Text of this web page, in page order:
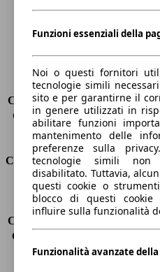
Passo
Carico massimo
-
Porte
Sedili
Carico sul tetto
-
Capacità di traino (senza freni) -
Capacità di traino (con freni)
Volume del bagagliaio
Consumi
Emissioni di CO2*
105 g/
Consumo (urbano)
4.7 l/
Consumo (extra-urbano)
Consumo (combinato)*
Classe di emissione
Euro 6
Funzioni essenziali della
Noi o questi fornitori
tecnologie simili
sito e per garantirne il
in genere utilizzati in
abilitare funzioni
mantenimento delle
preferenze sulla
tecnologie simili non
disabilitato. Tuttavia,
questi cookie o
blocco di questi
influire sulla funzionalità
Funzionalità avanzate